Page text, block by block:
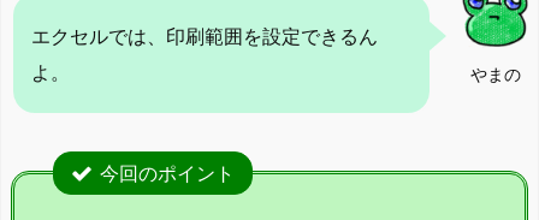
やまの
エクセルでは、印刷範囲を設定できるん
よ。
今回のポイント